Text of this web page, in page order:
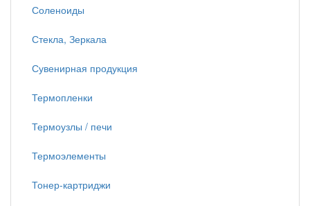
Соленоиды
Стекла, Зеркала
Сувенирная продукция
Термопленки
Термоузлы / печи
Термоэлементы
Тонер-картриджи